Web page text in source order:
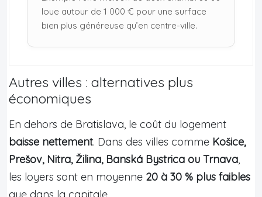
loue autour de 1 000 € pour une surface
bien plus généreuse qu’en centre-ville.
Autres villes : alternatives plus
économiques
En dehors de Bratislava, le coût du logement
baisse nettement. Dans des villes comme Košice,
Prešov, Nitra, Žilina, Banská Bystrica ou Trnava,
les loyers sont en moyenne 20 à 30 % plus faibles
que dans la capitale.